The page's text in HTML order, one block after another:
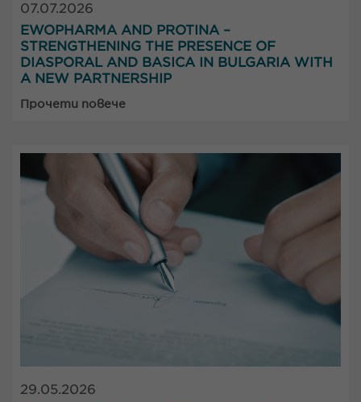
07.07.2026
EWOPHARMA AND PROTINA –
STRENGTHENING THE PRESENCE OF
DIASPORAL AND BASICA IN BULGARIA WITH
A NEW PARTNERSHIP
Прочети повече
29.05.2026